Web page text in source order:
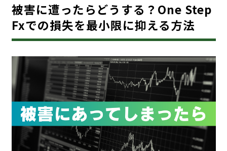
被害に遭ったらどうする？One Step
Fxでの損失を最小限に抑える方法